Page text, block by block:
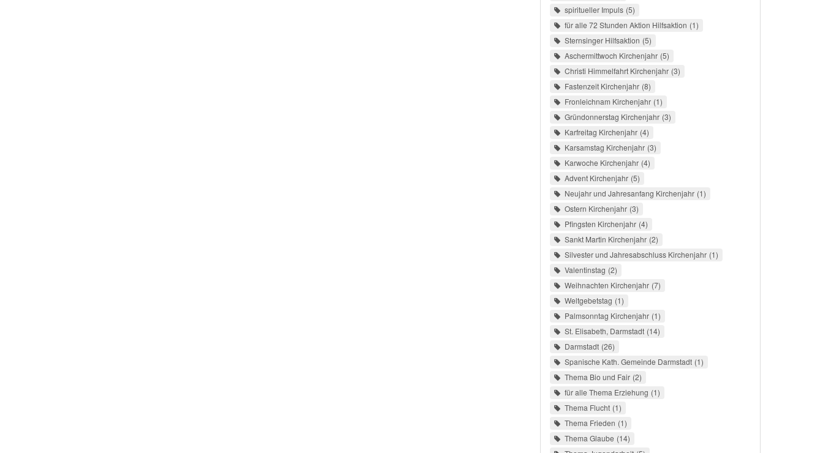
spiritueller Impuls 5
für alle 72 Stunden Aktion Hilfsaktion 1
Sternsinger Hilfsaktion 5
Aschermittwoch Kirchenjahr 5
Christi Himmelfahrt Kirchenjahr 3
Fastenzeit Kirchenjahr 8
Fronleichnam Kirchenjahr 1
Gründonnerstag Kirchenjahr 3
Karfreitag Kirchenjahr 4
Karsamstag Kirchenjahr 3
Karwoche Kirchenjahr 4
Advent Kirchenjahr 5
Neujahr und Jahresanfang Kirchenjahr 1
Ostern Kirchenjahr 3
Pfingsten Kirchenjahr 4
Sankt Martin Kirchenjahr 2
Silvester und Jahresabschluss Kirchenjahr 1
Valentinstag 2
Weihnachten Kirchenjahr 7
Weltgebetstag 1
Palmsonntag Kirchenjahr 1
St. Elisabeth, Darmstadt 14
Darmstadt 26
Spanische Kath. Gemeinde Darmstadt 1
Thema Bio und Fair 2
für alle Thema Erziehung 1
Thema Flucht 1
Thema Frieden 1
Thema Glaube 14